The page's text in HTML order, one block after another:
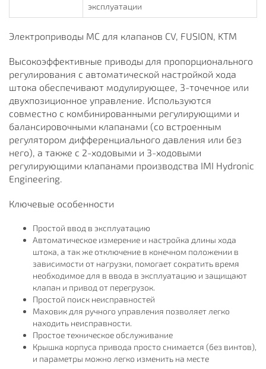
эксплуатации
Электроприводы МС для клапанов CV, FUSION, KTM
Высокоэффективные приводы для пропорционального
регулирования с автоматической настройкой хода
штока обеспечивают модулирующее, 3-точечное или
двухпозиционное управление. Используются
совместно с комбинированными регулирующими и
баланcировочными клапанами (со встроенным
регулятором дифференциального давления или без
него), а также с 2-ходовыми и 3-ходовыми
регулирующими клапанами производства IMI Hydronic
Engineering.
Ключевые особенности
Простой ввод в эксплуатацию
Автоматическое измерение и настройка длины хода
штока, а так же отключение в конечном положении в
зависимости от нагрузки, помогает сократить время
необходимое для в ввода в эксплуатацию и защищают
клапан и привод от перегрузок.
Простой поиск неисправностей
Маховик для ручного управления позволяет легко
находить неисправности.
Простое техническое обслуживание
Крышка корпуса привода просто снимается (без винтов),
и параметры можно легко изменить на месте